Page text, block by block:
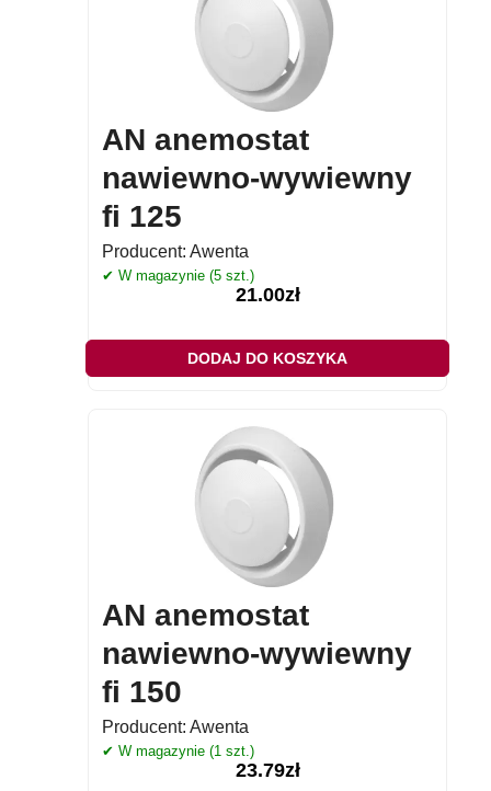
AN anemostat
nawiewno-wywiewny
fi 125
Producent: Awenta
✔ W magazynie (5 szt.)
21.00zł
DODAJ DO KOSZYKA
AN anemostat
nawiewno-wywiewny
fi 150
Producent: Awenta
✔ W magazynie (1 szt.)
23.79zł